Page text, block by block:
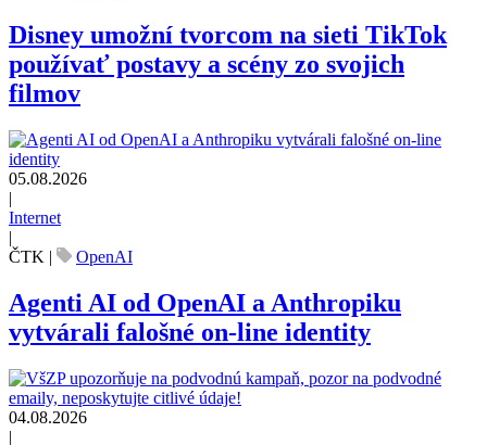
Disney umožní tvorcom na sieti TikTok
používať postavy a scény zo svojich
filmov
05.08.2026
|
Internet
|
ČTK | OpenAI
Agenti AI od OpenAI a Anthropiku
vytvárali falošné on-line identity
04.08.2026
|